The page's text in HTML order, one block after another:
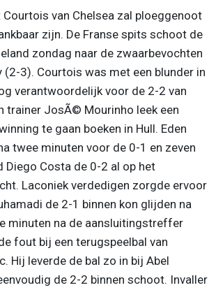
Courtois van Chelsea zal ploeggenoot
zijn. De Franse spits schoot de
zondag naar de zwaarbevochten
(2-3). Courtois was met een blunder in
verantwoordelijk voor de 2-2 van
trainer JosÃ© Mourinho leek een
te gaan boeken in Hull. Eden
twee minuten voor de 0-1 en zeven
Diego Costa de 0-2 al op het
Laconiek verdedigen zorgde ervoor
de 2-1 binnen kon glijden na
minuten na de aansluitingstreffer
fout bij een terugspeelbal van
Hij leverde de bal zo in bij Abel
de 2-2 binnen schoot. Invaller